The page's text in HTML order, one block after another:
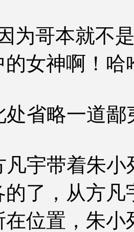
为哥本就不
的女神啊！
省略一道鄙
宇带着朱小
的了，从方凡
在位置，朱小